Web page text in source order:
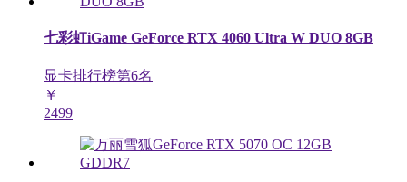
七彩虹iGame GeForce RTX 4060 Ultra W DUO 8GB
显卡排行榜第6名
￥
2499